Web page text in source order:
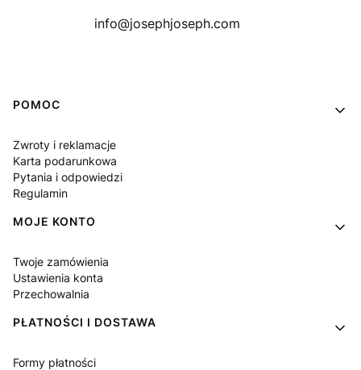
info@josephjoseph.com
Linki w stopce
POMOC
Zwroty i reklamacje
Karta podarunkowa
Pytania i odpowiedzi
Regulamin
MOJE KONTO
Twoje zamówienia
Ustawienia konta
Przechowalnia
PŁATNOŚCI I DOSTAWA
Formy płatności